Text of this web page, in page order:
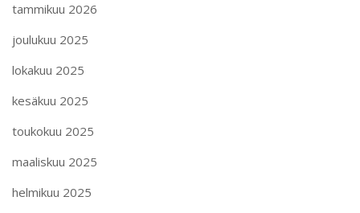
tammikuu 2026
joulukuu 2025
lokakuu 2025
kesäkuu 2025
toukokuu 2025
maaliskuu 2025
helmikuu 2025